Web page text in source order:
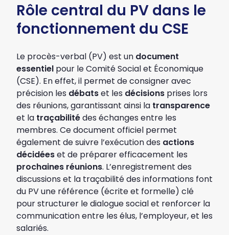
Rôle central du PV dans le
fonctionnement du CSE
Le procès-verbal (PV) est un document
essentiel pour le Comité Social et Économique
(CSE). En effet, il permet de consigner avec
précision les débatset les décisions prises lors
des réunions, garantissant ainsi la transparence
et la traçabilitédes échanges entre les
membres. Ce document officiel permet
également de suivre l’exécution des actions
décidéeset de préparer efficacement les
prochaines réunions. L’enregistrement des
discussions et la traçabilité des informations font
du PV une référence (écrite et formelle) clé
pour structurer le dialogue social et renforcer la
communication entre les élus, l’employeur, et les
salariés.